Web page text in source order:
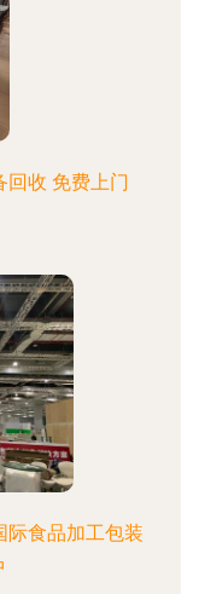
回收 免费上门
际食品加工包装